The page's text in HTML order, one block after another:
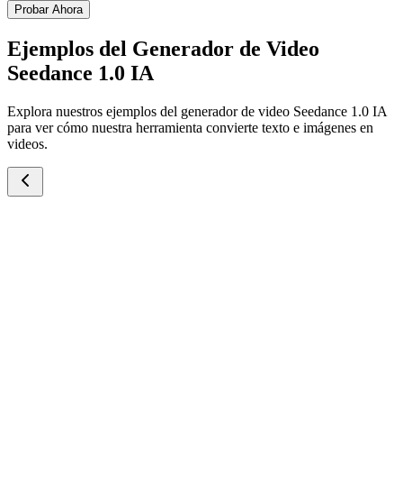
Probar Ahora
Ejemplos del Generador de Video
Seedance 1.0 IA
Explora nuestros ejemplos del generador de video Seedance 1.0 IA
para ver cómo nuestra herramienta convierte texto e imágenes en
videos.